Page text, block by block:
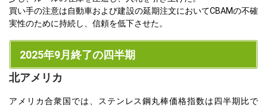
買い手の注意は自動車および建設の延期注文においてCBAMの不確
実性のために持続し、信頼を低下させた。
2025年9月終了の四半期
北アメリカ
アメリカ合衆国では、ステンレス鋼丸棒価格指数は四半期比で